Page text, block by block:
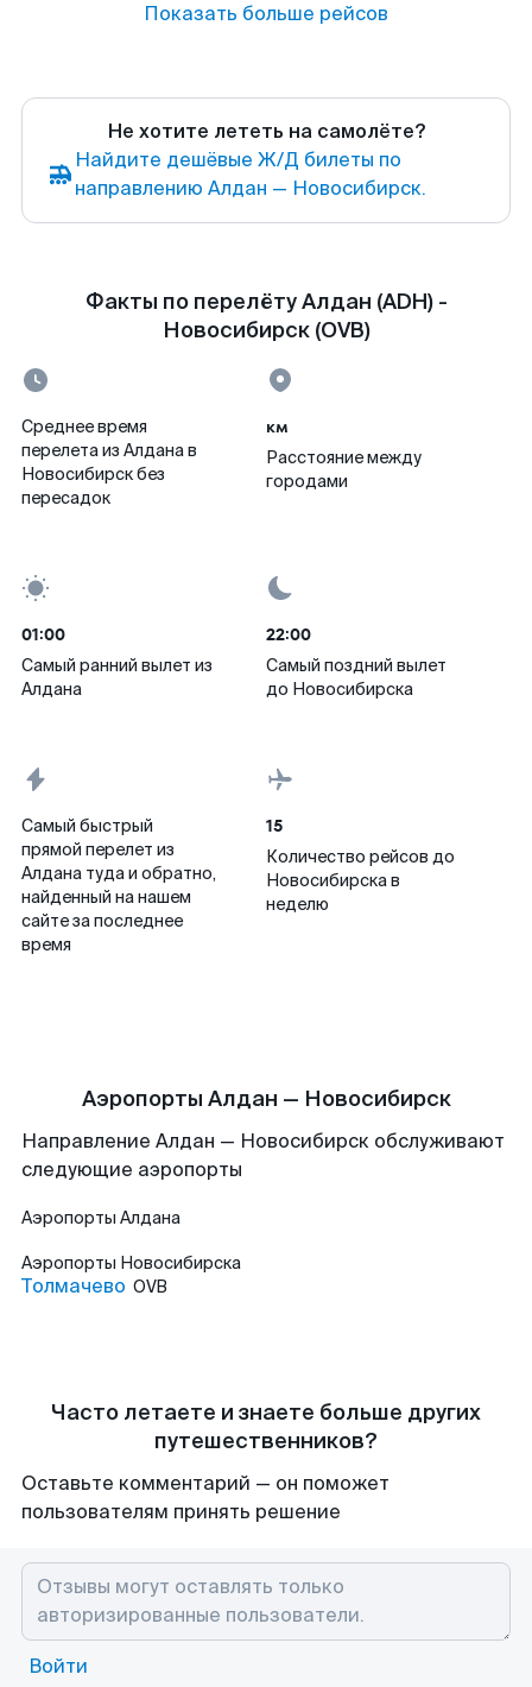
Показать больше рейсов
Не хотите лететь на самолёте?
Найдите дешёвые Ж/Д билеты по
направлению Алдан — Новосибирск.
Факты по перелёту Алдан (ADH) -
Новосибирск (OVB)
Среднее время
перелета из Алдана в
Новосибирск без
пересадок
км
Расстояние между
городами
01:00
Самый ранний вылет из
Алдана
22:00
Самый поздний вылет
до Новосибирска
Самый быстрый
прямой перелет из
Алдана туда и обратно,
найденный на нашем
сайте за последнее
время
15
Количество рейсов до
Новосибирска в
неделю
Аэропорты Алдан — Новосибирск
Направление Алдан — Новосибирск обслуживают
следующие аэропорты
Аэропорты Алдана
Аэропорты Новосибирска
Толмачево OVB
Часто летаете и знаете больше других
путешественников?
Оставьте комментарий — он поможет
пользователям принять решение
Войти